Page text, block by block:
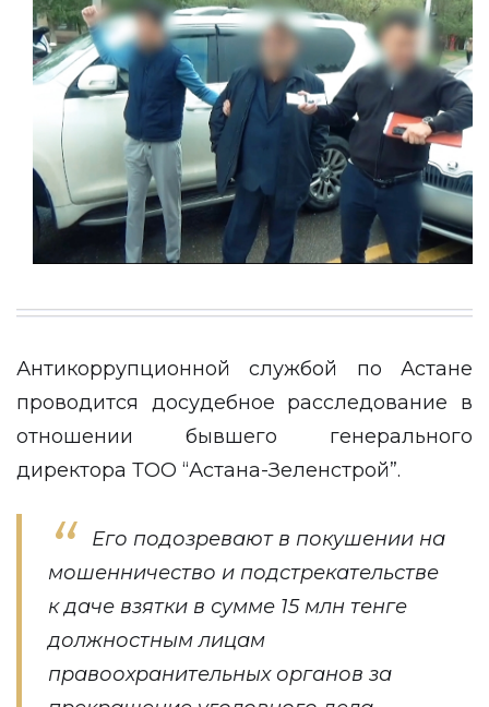
Антикоррупционной службой по Астане
проводится досудебное расследование в
отношении бывшего генерального
директора ТОО “Астана-Зеленстрой”.
Его подозревают в покушении на
мошенничество и подстрекательстве
к даче взятки в сумме 15 млн тенге
должностным лицам
правоохранительных органов за